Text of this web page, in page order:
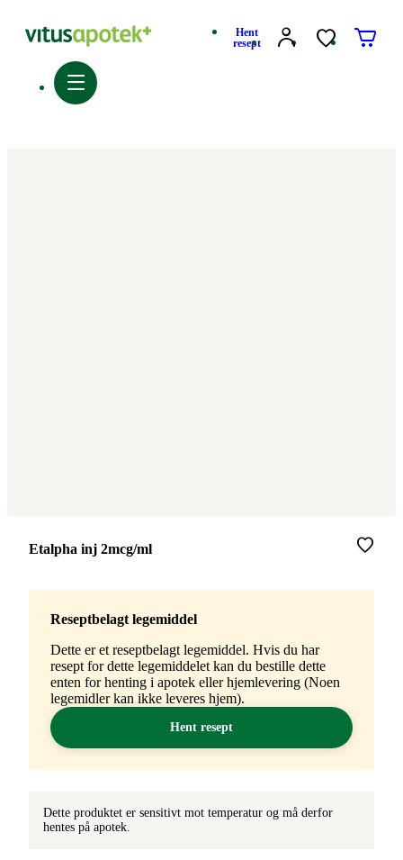
Hent
resept
Merke:
Etalpha inj 2mcg/ml
Reseptbelagt legemiddel
Dette er et reseptbelagt legemiddel. Hvis du har
resept for dette legemiddelet kan du bestille dette
enten for henting i apotek eller hjemlevering (Noen
legemidler kan ikke leveres hjem).
Hent resept
Dette produktet er sensitivt mot temperatur og må derfor
hentes på apotek.